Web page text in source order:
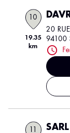
10
19.35
km
20
94100